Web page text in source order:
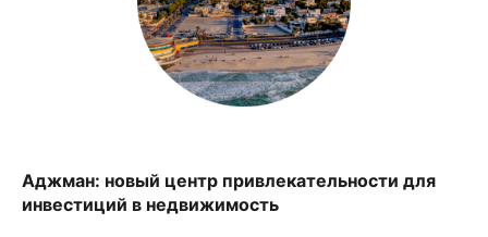
Аджман: новый центр привлекательности для
инвестиций в недвижимость